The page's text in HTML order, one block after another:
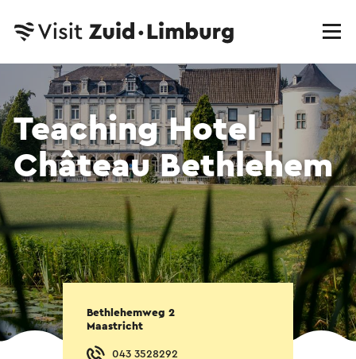
Teaching Hotel
Château Bethlehem
Bethlehemweg 2
Maastricht
043 3528292